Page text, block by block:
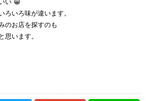
い 😀
ろいろ味が違います。
のお店を探すのも
思います。